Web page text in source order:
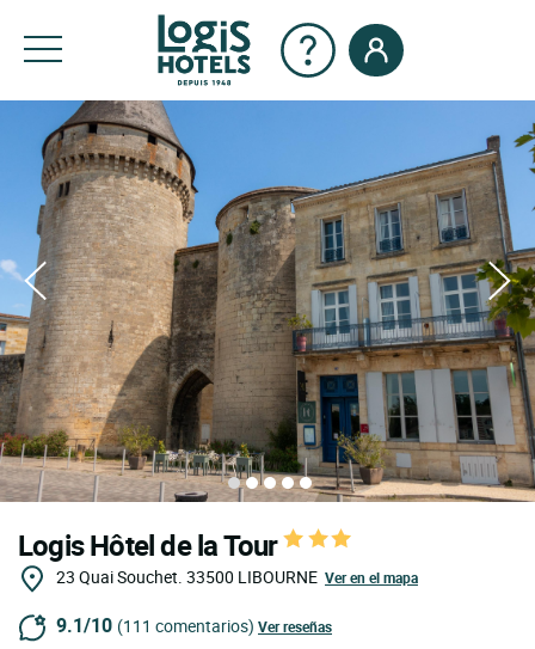
Logis Hôtel de la Tour
23 Quai Souchet. 33500 LIBOURNE Ver en el mapa
9.1/10 (111 comentarios) Ver reseñas